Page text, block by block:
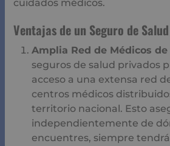
cuidados médicos.
Ventajas de un Seguro de
Amplia Red de Médicos de
seguros de salud privados
acceso a una extensa red
centros médicos
territorio nacional. Esto
independientemente de
encuentres, siempre